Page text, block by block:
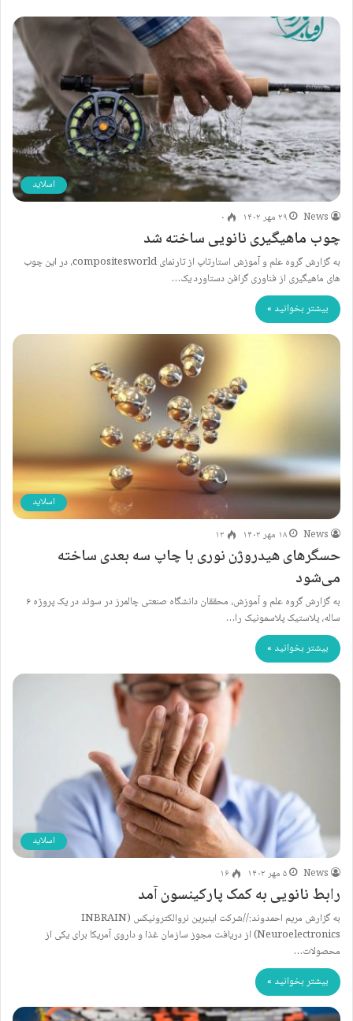
اسلاید
News
۲۹ مهر ۱۴۰۲ ۰
چوب ماهیگیری نانویی ساخته شد
به گزارش گروه علم و آموزش استارتاپ از تارنمای compositesworld، ‌در این چوب
های ماهیگیری از فناوری گرافن دستاورد یک…
بیشتر بخوانید »
اسلاید
News
۱۸ مهر ۱۴۰۲ ۱۲
حسگرهای هیدروژن نوری با چاپ سه بعدی ساخته
می‌شود
به گزارش گروه علم و آموزش، محققان دانشگاه صنعتی چالمرز در سوئد در یک پروژه ۶
ساله، پلاستیک پلاسمونیک را…
بیشتر بخوانید »
اسلاید
News
۵ مهر ۱۴۰۲ ۱۶
رابط نانویی به کمک پارکینسون آمد
به گزارش مریم احمدوند://شرکت اینبرین نروالکترونیکس (INBRAIN
Neuroelectronics) از دریافت مجوز سازمان غذا و داروی آمریکا برای یکی از
محصولات…
بیشتر بخوانید »